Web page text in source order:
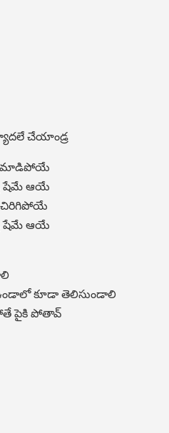
చేయాండ్ర
మాడిపోయే
షేమే ఆయే
షేమే ఆయే
కూడా తెలిసుండాలి
పైకి పోతావ్